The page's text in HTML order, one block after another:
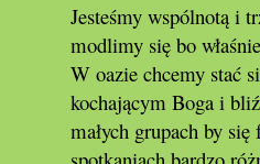
Jesteśmy wspólnotą i
modlimy się bo
W oazie chcemy stać
kochającym Boga i
małych grupach by